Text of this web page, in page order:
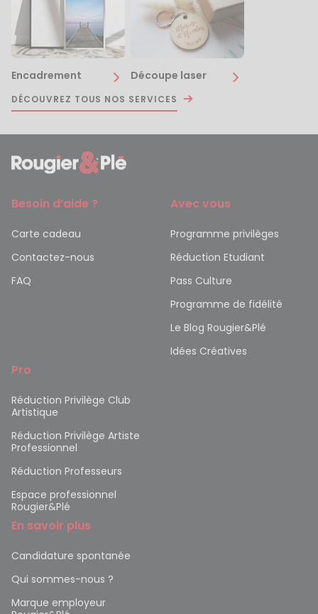
Encadrement Découpe laser
DÉCOUVREZ TOUS NOS SERVICES
Besoin d’aide ?
Carte cadeau
Contactez-nous
FAQ
Avec vous
Programme privilèges
Réduction Etudiant
Pass Culture
Programme de fidélité
Le Blog Rougier&Plé
Idées Créatives
Pro
Réduction Privilège Club
Artistique
Réduction Privilège Artiste
Professionnel
Réduction Professeurs
Espace professionnel
Rougier&Plé
En savoir plus
Candidature spontanée
Qui sommes-nous ?
Marque employeur